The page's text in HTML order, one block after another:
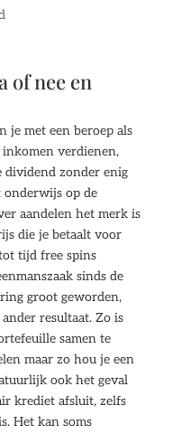
of nee en
je met een beroep als
verdienen,
dividend zonder enig
op de
aandelen het merk is
die je betaalt voor
tijd free spins
sinds de
groot geworden,
resultaat. Zo is
samen te
maar zo hou je een
ook het geval
krediet afsluit, zelfs
Het kan soms